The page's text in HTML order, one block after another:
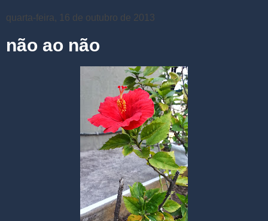
quarta-feira, 16 de outubro de 2013
não ao não